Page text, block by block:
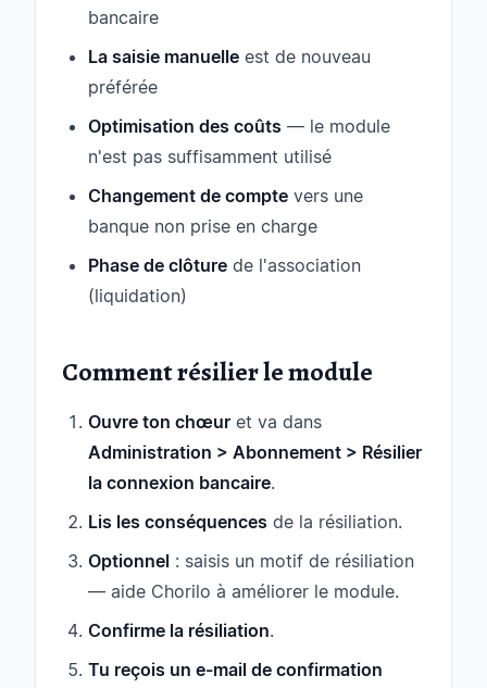
bancaire
La saisie manuelle est de nouveau
préférée
Optimisation des coûts — le module
n'est pas suffisamment utilisé
Changement de compte vers une
banque non prise en charge
Phase de clôture de l'association
(liquidation)
Comment résilier le module
Ouvre ton chœur et va dans
Administration > Abonnement > Résilier
la connexion bancaire.
Lis les conséquences de la résiliation.
Optionnel : saisis un motif de résiliation
— aide Chorilo à améliorer le module.
Confirme la résiliation.
Tu reçois un e-mail de confirmation